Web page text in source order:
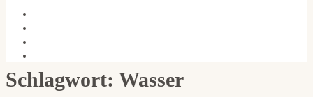
Schlagwort: Wasser